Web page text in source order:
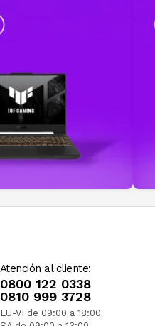
Atención al cliente:
0800 122 0338
0810 999 3728
LU-VI de 09:00 a 18:00